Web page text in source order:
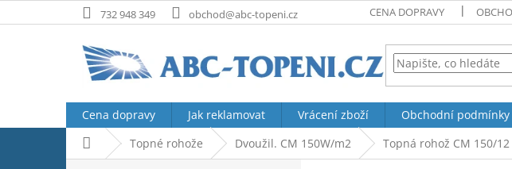
na
732 948 349 obchod@abc-topeni.cz CENA DOPRAVY
Cena dopravy Jak reklamovat Vrácení zboží Obchodní podmínky
Domů Topné rohože Dvoužil. CM 150W/m2 Topná rohož CM 150/